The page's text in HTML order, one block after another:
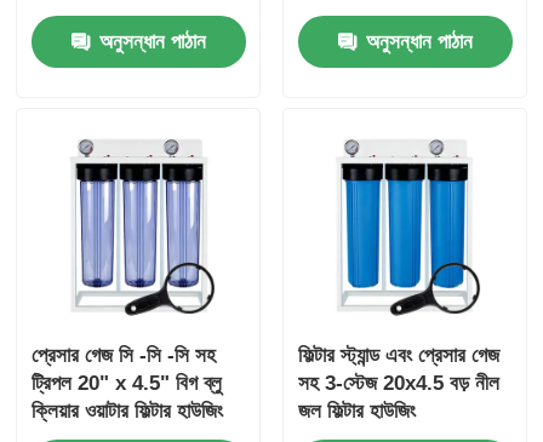
অনুসন্ধান পাঠান
বিএসপি পোর্ট চাপ মুক্তি
অনুসন্ধান পাঠান
প্রেসার গেজ সি -সি -সি সহ
ট্রিপল 20" x 4.5" বিগ ব্লু
ক্লিয়ার ওয়াটার ফিল্টার হাউজিং
ফিল্টার স্ট্যান্ড এবং প্রেসার গেজ
সহ 3-স্টেজ 20x4.5 বড় নীল
জল ফিল্টার হাউজিং